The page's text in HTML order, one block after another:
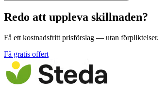
Redo att uppleva skillnaden?
Få ett kostnadsfritt prisförslag — utan förpliktelser.
Få gratis offert